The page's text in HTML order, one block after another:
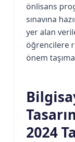
önlisans
sınavına
yer alan
öğrencilere
önem
2024